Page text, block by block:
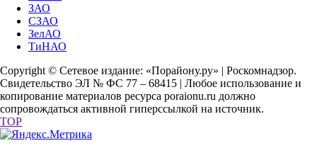
ЗАО
СЗАО
ЗелАО
ТиНАО
Copyright © Сетевое издание: «Порайону.ру» | Роскомнадзор.
Свидетельство ЭЛ № ФС 77 – 68415 | Любое использование и
копирование материалов ресурса poraionu.ru должно
сопровождаться активной гиперссылкой на источник.
TOP